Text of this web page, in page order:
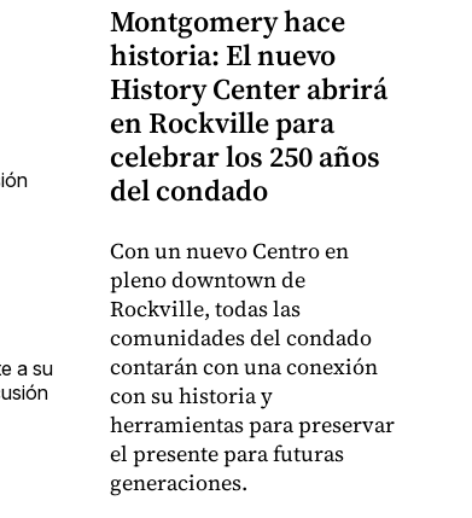
a su
Montgomery hace
historia: El nuevo
History Center abrirá
en Rockville para
celebrar los 250 años
del condado
Con un nuevo Centro en
pleno downtown de
Rockville, todas las
comunidades del condado
contarán con una conexión
con su historia y
herramientas para preservar
el presente para futuras
generaciones.